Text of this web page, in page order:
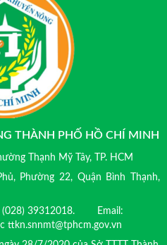
THÀNH PHỐ HỒ CHÍ MINH
Thạnh Mỹ Tây, TP. HCM
Phường 22, Quận Bình Thạnh,
(028) 39312018. Email:
ttkn.snnmt@tphcm.gov.vn